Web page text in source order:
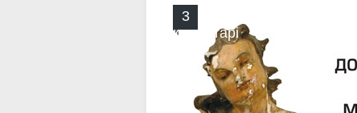
3
коментарі